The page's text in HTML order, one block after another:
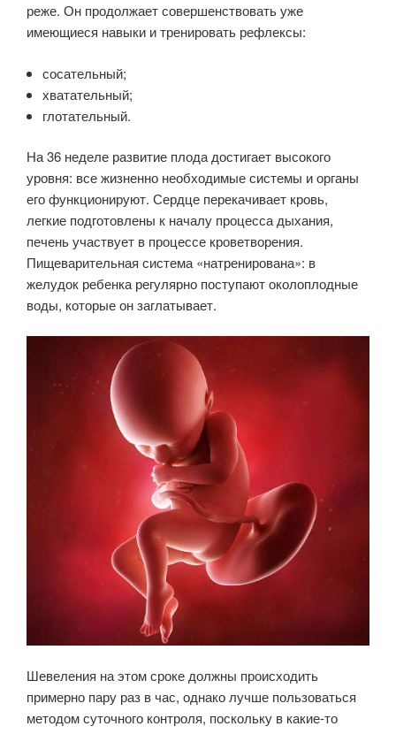
реже. Он продолжает совершенствовать уже
имеющиеся навыки и тренировать рефлексы:
сосательный;
хватательный;
глотательный.
На 36 неделе развитие плода достигает высокого
уровня: все жизненно необходимые системы и органы
его функционируют. Сердце перекачивает кровь,
легкие подготовлены к началу процесса дыхания,
печень участвует в процессе кроветворения.
Пищеварительная система «натренирована»: в
желудок ребенка регулярно поступают околоплодные
воды, которые он заглатывает.
Шевеления на этом сроке должны происходить
примерно пару раз в час, однако лучше пользоваться
методом суточного контроля, поскольку в какие-то